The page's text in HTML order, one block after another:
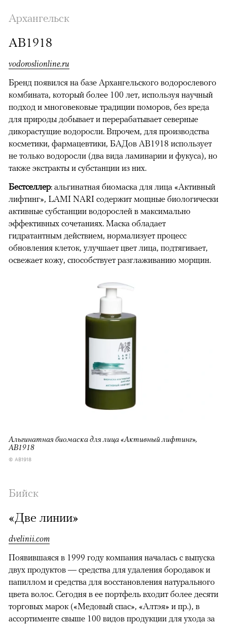
Архангельск
АВ1918
vodoroslionline.ru
Бренд появился на базе Архангельского водорослевого
комбината, который более 100 лет, используя научный
подход и многовековые традиции поморов, без вреда
для природы добывает и перерабатывает северные
дикорастущие водоросли. Впрочем, для производства
косметики, фармацевтики, БАДов АВ1918 использует
не только водоросли (два вида ламинарии и фукуса), но
также экстракты и субстанции из них.
Бестселлер: альгинатная биомаска для лица «Активный
лифтинг», LAMI NARI содержит мощные биологически
активные субстанции водорослей в максимально
эффективных сочетаниях. Маска обладает
гидратантным действием, нормализует процесс
обновления клеток, улучшает цвет лица, подтягивает,
освежает кожу, способствует разглаживанию морщин.
Альгинатная биомаска для лица «Активный лифтинг»,
АВ1918
© АВ1918
Бийск
«Две линии»
dvelinii.com
Появившаяся в 1999 году компания началась с выпуска
двух продуктов — средства для удаления бородавок и
папиллом и средства для восстановления натурального
цвета волос. Сегодня в ее портфель входит более десяти
торговых марок («Медовый спас», «Алтэя» и пр.), в
ассортименте свыше 100 видов продукции для ухода за